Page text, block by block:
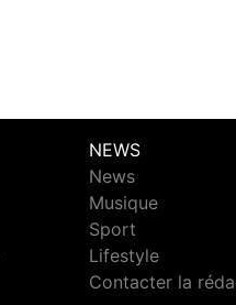
NEWS
News
Musique
Sport
Lifestyle
Contacter la